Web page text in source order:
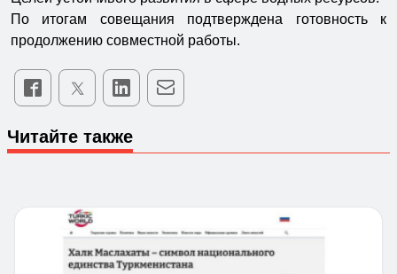
По итогам совещания подтверждена готовность к
продолжению совместной работы.
Читайте также